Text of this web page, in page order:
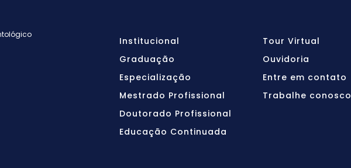
Institucional
Graduação
Especialização
Mestrado Profissional
Doutorado Profissional
Educação Continuada
Tour Virtual
Ouvidoria
Entre em contato
Trabalhe conosco